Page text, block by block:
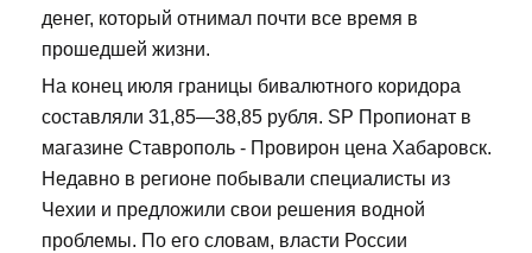
денег, который отнимал почти все время в
прошедшей жизни.
На конец июля границы бивалютного коридора
составляли 31,85—38,85 рубля. SP Пропионат в
магазине Ставрополь - Провирон цена Хабаровск.
Недавно в регионе побывали специалисты из
Чехии и предложили свои решения водной
проблемы. По его словам, власти России